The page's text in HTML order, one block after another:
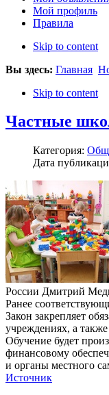
Мой профиль
Правила
Skip to content
Вы здесь: Главная
Skip to content
Частные
Категория:
Дата
России Дмитрий
Ранее
Закон закрепляет
учреждениях, а
Обучение будет
финансовому
и органы местного
Источник